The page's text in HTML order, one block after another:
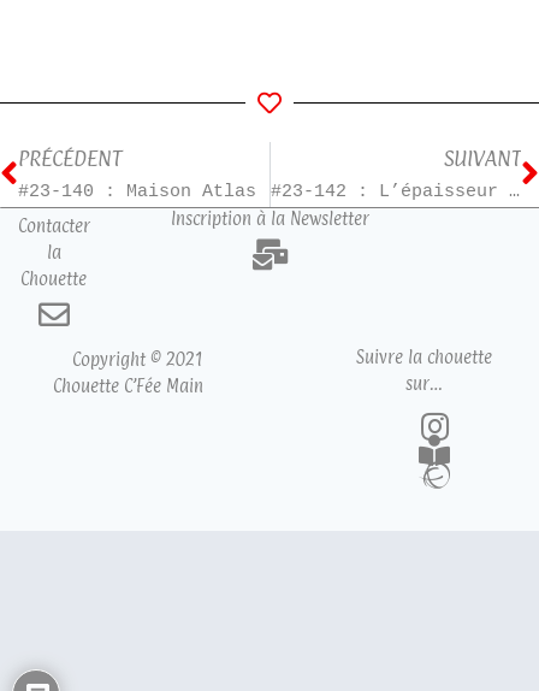
PRÉCÉDENT
#23-140 : Maison Atlas
SUIVANT
#23-142 : L’épaisseur d’un cheveu
Contacter
la
Chouette
Inscription à la Newsletter
Copyright © 2021
Chouette C’Fée Main
Suivre la chouette
sur…